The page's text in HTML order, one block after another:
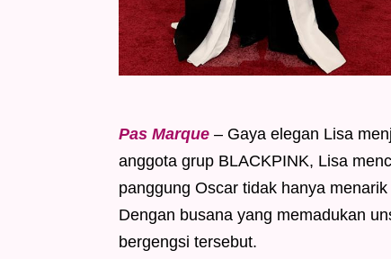
Pas Marque – Gaya elegan Lisa
anggota grup BLACKPINK, Lisa
panggung Oscar tidak hanya
Dengan busana yang memadukan
bergengsi tersebut.